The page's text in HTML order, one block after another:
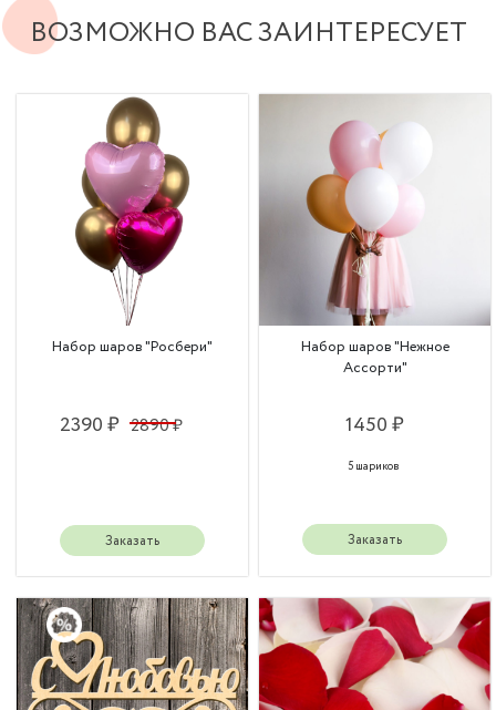
ВОЗМОЖНО ВАС ЗАИНТЕРЕСУЕТ
Набор шаров "Росбери"
2390 ₽ 2890 ₽
Заказать
Набор шаров "Нежное
Ассорти"
1450 ₽
5 шариков
Заказать